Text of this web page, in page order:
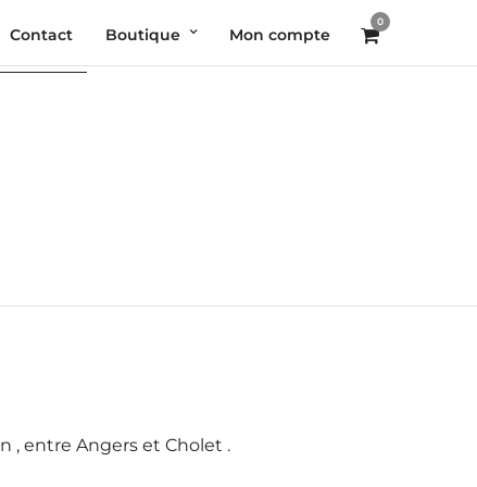
Contact Boutique Mon compte
0
, entre Angers et Cholet .